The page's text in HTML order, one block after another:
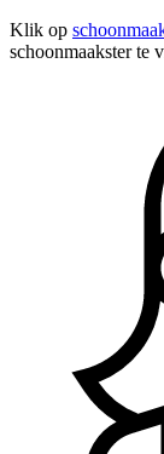
Klik op
schoonmaakster te